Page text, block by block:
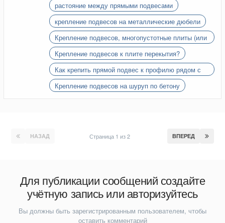
растояние между прямыми подвесами
крепление подвесов на металлические дюбели
Крепление подвесов, многопустотные плиты (или
как их там....)
Крепление подвесов к плите перекытия?
Как крепить прямой подвес к профилю рядом с
углом?
Крепление подвесов на шуруп по бетону
НАЗАД ВПЕРЕД
Страница 1 из 2
Для публикации сообщений создайте
учётную запись или авторизуйтесь
Вы должны быть зарегистрированным пользователем, чтобы
оставить комментарий